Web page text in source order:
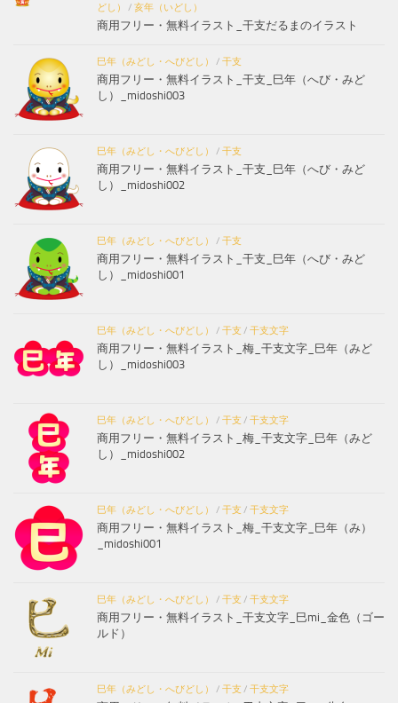
どし）
/ 亥年（いどし）
商用フリー・無料イラスト_干支だるまのイラスト
巳年（みどし・へびどし） / 干支
商用フリー・無料イラスト_干支_巳年（へび・みど
し）_midoshi003
巳年（みどし・へびどし） / 干支
商用フリー・無料イラスト_干支_巳年（へび・みど
し）_midoshi002
巳年（みどし・へびどし） / 干支
商用フリー・無料イラスト_干支_巳年（へび・みど
し）_midoshi001
巳年（みどし・へびどし） / 干支 / 干支文字
商用フリー・無料イラスト_梅_干支文字_巳年（みど
し）_midoshi003
巳年（みどし・へびどし） / 干支 / 干支文字
商用フリー・無料イラスト_梅_干支文字_巳年（みど
し）_midoshi002
巳年（みどし・へびどし） / 干支 / 干支文字
商用フリー・無料イラスト_梅_干支文字_巳年（み）
_midoshi001
巳年（みどし・へびどし） / 干支 / 干支文字
商用フリー・無料イラスト_干支文字_巳mi_金色（ゴー
ルド）
巳年（みどし・へびどし） / 干支 / 干支文字